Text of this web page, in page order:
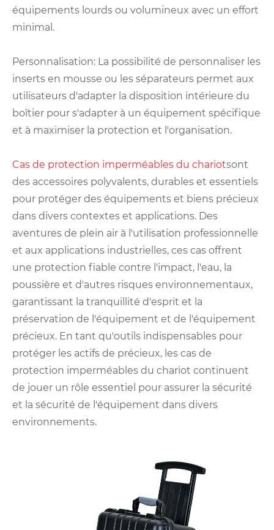
équipements lourds ou volumineux avec un effort
minimal.
Personnalisation: La possibilité de personnaliser les
inserts en mousse ou les séparateurs permet aux
utilisateurs d'adapter la disposition intérieure du
boîtier pour s'adapter à un équipement spécifique
et à maximiser la protection et l'organisation.
Cas de protection imperméables du chariotsont
des accessoires polyvalents, durables et essentiels
pour protéger des équipements et biens précieux
dans divers contextes et applications. Des
aventures de plein air à l'utilisation professionnelle
et aux applications industrielles, ces cas offrent
une protection fiable contre l'impact, l'eau, la
poussière et d'autres risques environnementaux,
garantissant la tranquillité d'esprit et la
préservation de l'équipement et de l'équipement
précieux. En tant qu'outils indispensables pour
protéger les actifs de précieux, les cas de
protection imperméables du chariot continuent
de jouer un rôle essentiel pour assurer la sécurité
et la sécurité de l'équipement dans divers
environnements.